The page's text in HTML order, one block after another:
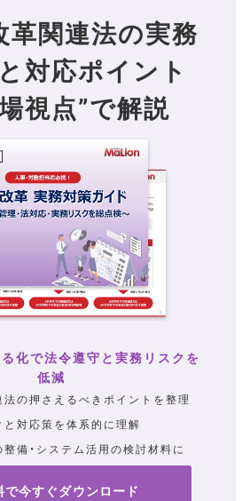
革関連法の実務
対応ポイント
視点”で解説
化で法令遵守と実務リスクを
低減
の押さえるべきポイントを整理
対応策を体系的に理解
備・システム活用の検討材料に
で今すぐダウンロード